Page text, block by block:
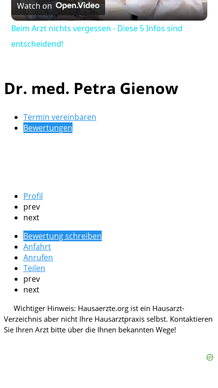
Video
Watch on
Beim Arzt nichts vergessen - Diese 5 Infos sind
entscheidend!
Dr. med. Petra Gienow
Termin vereinbaren
Bewertungen
Profil
prev
next
Bewertung schreiben
Anfahrt
Anrufen
Teilen
prev
next